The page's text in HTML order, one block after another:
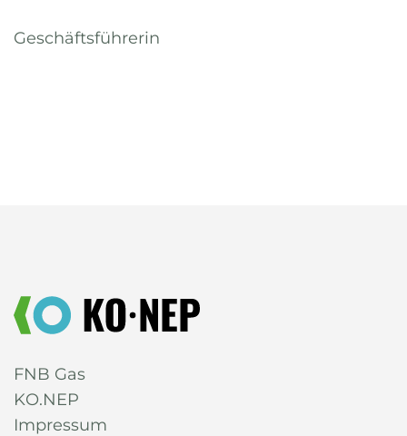
Geschäftsführerin
FNB Gas
KO.NEP
Impressum